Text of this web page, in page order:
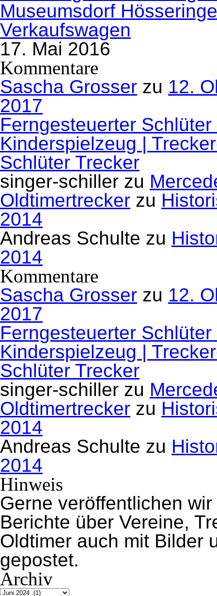
Museumsdorf
Verkaufswagen
17. Mai 2016
Kommentare
Sascha Grosser zu 12.
2017
Ferngesteuerter
Kinderspielzeug |
Schlüter Trecker
singer-schiller zu
Oldtimertrecker zu
2014
Andreas Schulte zu
2014
Kommentare
Sascha Grosser zu 12.
2017
Ferngesteuerter
Kinderspielzeug |
Schlüter Trecker
singer-schiller zu
Oldtimertrecker zu
2014
Andreas Schulte zu
2014
Hinweis
Gerne veröffentlichen
Berichte über Vereine,
Oldtimer auch mit Bilder
gepostet.
Archiv
Archiv